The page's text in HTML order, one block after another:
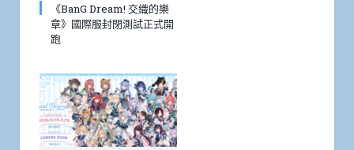
《BanG Dream! 交織的樂
章》國際服封閉測試正式開
跑